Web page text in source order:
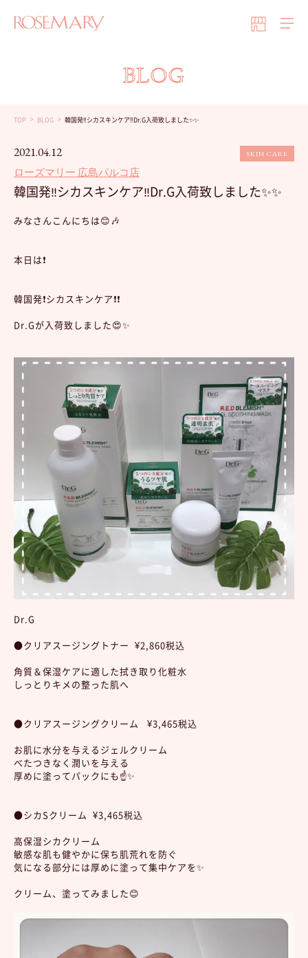
BLOG
TOP BLOG 韓国発‼︎シカスキンケア‼︎Dr.G入荷致しました✨✨
2021.04.12
ローズマリー 広島パルコ店
SKIN CARE
韓国発‼︎シカスキンケア‼︎Dr.G入荷致しました✨✨
みなさんこんにちは😊🎶
本日は❗️
韓国発❗️シカスキンケア❗️❗️
Dr.Gが入荷致しました😍✨
Dr.G
●クリアスージングトナー ¥2,860税込
角質＆保湿ケアに適した拭き取り化粧水
しっとりキメの整った肌へ
●クリアスージングクリーム ¥3,465税込
お肌に水分を与えるジェルクリーム
べたつきなく潤いを与える
厚めに塗ってパックにも☝️✨
●シカSクリーム ¥3,465税込
高保湿シカクリーム
敏感な肌も健やかに保ち肌荒れを防ぐ
気になる部分には厚めに塗って集中ケアを✨
クリーム、塗ってみました😊